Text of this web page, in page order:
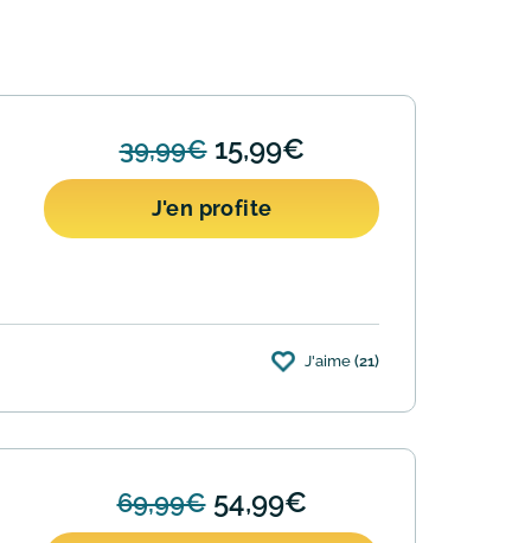
39,99€15,99€
J'en profite
J'aime (21)
69,99€54,99€